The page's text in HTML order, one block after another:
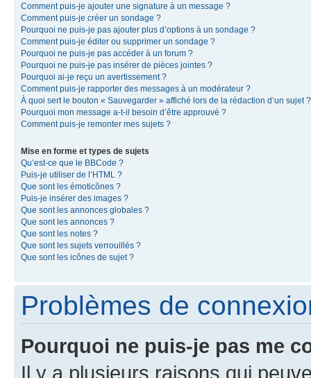
Comment puis-je ajouter une signature à un message ?
Comment puis-je créer un sondage ?
Pourquoi ne puis-je pas ajouter plus d’options à un sondage ?
Comment puis-je éditer ou supprimer un sondage ?
Pourquoi ne puis-je pas accéder à un forum ?
Pourquoi ne puis-je pas insérer de pièces jointes ?
Pourquoi ai-je reçu un avertissement ?
Comment puis-je rapporter des messages à un modérateur ?
À quoi sert le bouton « Sauvegarder » affiché lors de la rédaction d’un sujet ?
Pourquoi mon message a-t-il besoin d’être approuvé ?
Comment puis-je remonter mes sujets ?
Mise en forme et types de sujets
Qu’est-ce que le BBCode ?
Puis-je utiliser de l’HTML ?
Que sont les émoticônes ?
Puis-je insérer des images ?
Que sont les annonces globales ?
Que sont les annonces ?
Que sont les notes ?
Que sont les sujets verrouillés ?
Que sont les icônes de sujet ?
Problèmes de
Pourquoi ne puis-je pas me
Il y a plusieurs raisons qui